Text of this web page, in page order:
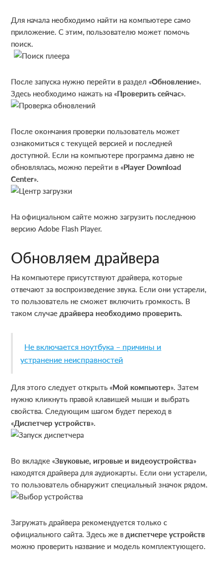
Для начала необходимо найти на компьютере само
приложение. С этим, пользователю может помочь
поиск.
После запуска нужно перейти в раздел «Обновление».
Здесь необходимо нажать на «Проверить сейчас».
После окончания проверки пользователь может
ознакомиться с текущей версией и последней
доступной. Если на компьютере программа давно не
обновлялась, можно перейти в «Player Download
Center».
На официальном сайте можно загрузить последнюю
версию Adobe Flash Player.
Обновляем драйвера
На компьютере присутствуют драйвера, которые
отвечают за воспроизведение звука. Если они устарели,
то пользователь не сможет включить громкость. В
таком случаедрайвера необходимо проверить.
Не включается ноутбука – причины и
устранение неисправностей
Для этого следует открыть «Мой компьютер». Затем
нужно кликнуть правой клавишей мыши и выбрать
свойства. Следующим шагом будет переход в
«Диспетчер устройств».
Во вкладке «Звуковые, игровые и видеоустройства»
находятся драйвера для аудиокарты. Если они устарели,
то пользователь обнаружит специальный значок рядом.
Загружать драйвера рекомендуется только с
официального сайта. Здесь же вдиспетчере устройств
можно проверить название и модель комплектующего.